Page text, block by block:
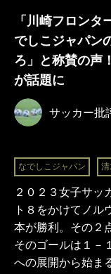
「川崎フロン
でしこジャパン
ろ」と称賛の声
が話題に
サッカー批
なでしこジャパン
２０２３女子サッ
ト８をかけてノル
本が勝利。その２
そのゴールは１－
への展開から始ま